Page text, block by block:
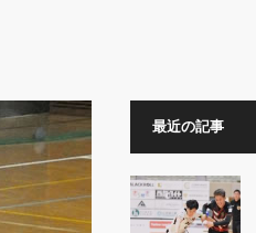
最近の記事